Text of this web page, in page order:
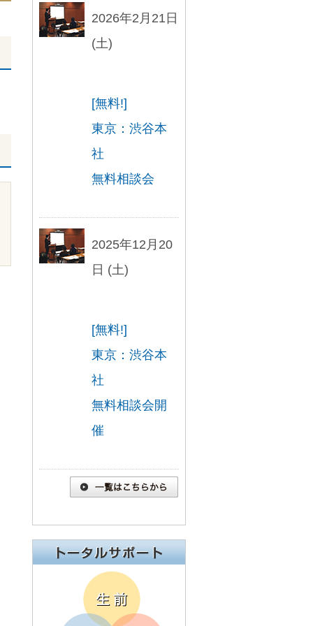
2026年2月21日
(土)
[無料!]
東京：渋谷本
社
無料相談会
2025年12月20
日 (土)
[無料!]
東京：渋谷本
社
無料相談会開
催